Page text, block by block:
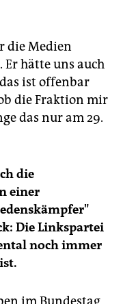
die Medien
Er hätte uns auch
ist offenbar
die Fraktion mir
das nur am 29.
die
einer
Die Linkspartei
noch immer